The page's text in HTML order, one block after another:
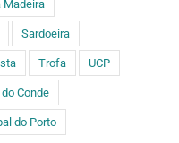
Madeira
Sardoeira
Trofa UCP
Conde
do Porto